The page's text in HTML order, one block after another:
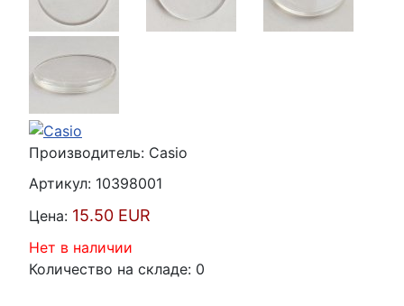
Производитель: Casio
Артикул: 10398001
Цена: 15.50 EUR
Нет в наличии
Количество на складе: 0